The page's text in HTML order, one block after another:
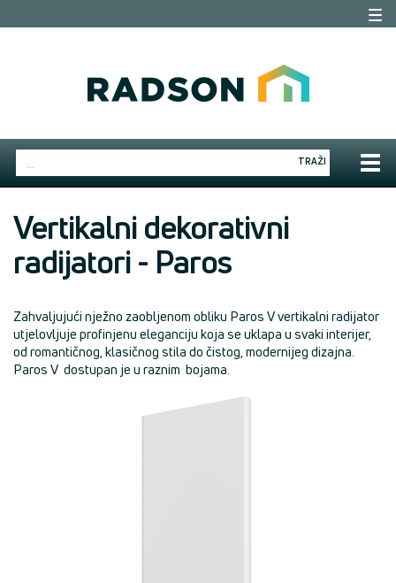
TRAŽI
Vertikalni dekorativni
radijatori - Paros
Zahvaljujući nježno zaobljenom obliku Paros V vertikalni radijator
utjelovljuje profinjenu eleganciju koja se uklapa u svaki interijer,
od romantičnog, klasičnog stila do čistog, modernijeg dizajna.
Paros V dostupan je u raznim bojama.